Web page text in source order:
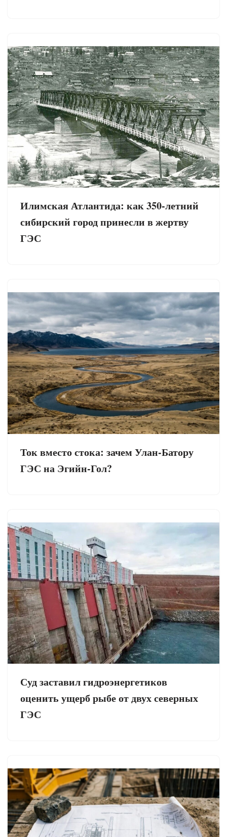
Илимская Атлантида: как 350-летний
сибирский город принесли в жертву
ГЭС
Ток вместо стока: зачем Улан-Батору
ГЭС на Эгийн-Гол?
Суд заставил гидроэнергетиков
оценить ущерб рыбе от двух северных
ГЭС